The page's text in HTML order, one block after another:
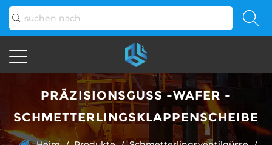
PRÄZISIONSGUSS -WAFER -
SCHMETTERLINGSKLAPPENSCHEIBE